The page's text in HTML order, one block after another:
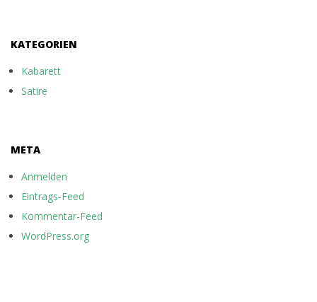
KATEGORIEN
Kabarett
Satire
META
Anmelden
Eintrags-Feed
Kommentar-Feed
WordPress.org